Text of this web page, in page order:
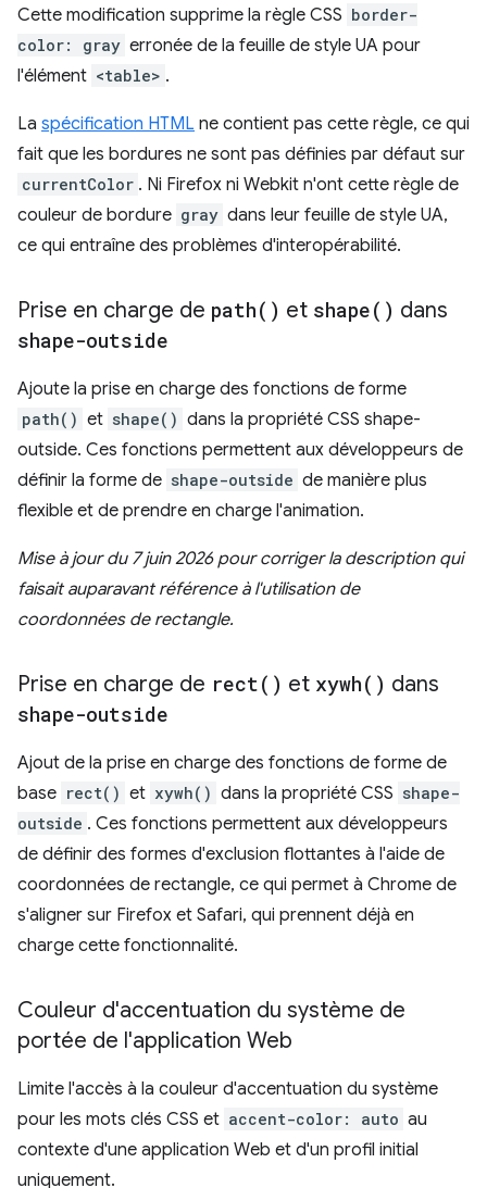
Cette modification supprime la règle CSS border-
color: gray erronée de la feuille de style UA pour
l'élément <table> .
La spécification HTML ne contient pas cette règle, ce qui
fait que les bordures ne sont pas définies par défaut sur
currentColor . Ni Firefox ni Webkit n'ont cette règle de
couleur de bordure gray dans leur feuille de style UA,
ce qui entraîne des problèmes d'interopérabilité.
Prise en charge de path( ) et shape( ) dans
shape-outside
Ajoute la prise en charge des fonctions de forme
path() et shape() dans la propriété CSS shape-
outside. Ces fonctions permettent aux développeurs de
définir la forme de shape-outside de manière plus
flexible et de prendre en charge l'animation.
Mise à jour du 7 juin 2026 pour corriger la description qui
faisait auparavant référence à l'utilisation de
coordonnées de rectangle.
Prise en charge de rect( ) et xywh( ) dans
shape-outside
Ajout de la prise en charge des fonctions de forme de
base rect() et xywh() dans la propriété CSS shape-
outside . Ces fonctions permettent aux développeurs
de définir des formes d'exclusion flottantes à l'aide de
coordonnées de rectangle, ce qui permet à Chrome de
s'aligner sur Firefox et Safari, qui prennent déjà en
charge cette fonctionnalité.
Couleur d'accentuation du système de
portée de l'application Web
Limite l'accès à la couleur d'accentuation du système
pour les mots clés CSS et accent-color: auto au
contexte d'une application Web et d'un profil initial
uniquement.